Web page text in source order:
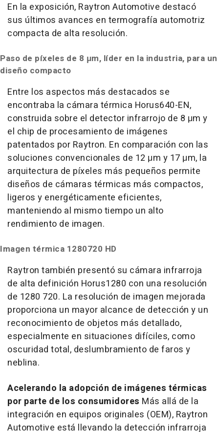
En la exposición, Raytron Automotive destacó
sus últimos avances en termografía automotriz
compacta de alta resolución.
Paso de píxeles de 8 μm, líder en la industria, para un
diseño compacto
Entre los aspectos más destacados se
encontraba la cámara térmica Horus640-EN,
construida sobre el detector infrarrojo de 8 μm y
el chip de procesamiento de imágenes
patentados por Raytron. En comparación con las
soluciones convencionales de 12 μm y 17 μm, la
arquitectura de píxeles más pequeños permite
diseños de cámaras térmicas más compactos,
ligeros y energéticamente eficientes,
manteniendo al mismo tiempo un alto
rendimiento de imagen.
Imagen térmica 1280720 HD
Raytron también presentó su cámara infrarroja
de alta definición Horus1280 con una resolución
de 1280 720. La resolución de imagen mejorada
proporciona un mayor alcance de detección y un
reconocimiento de objetos más detallado,
especialmente en situaciones difíciles, como
oscuridad total, deslumbramiento de faros y
neblina.
Acelerando la adopción de imágenes térmicas
por parte de los consumidores Más allá de la
integración en equipos originales (OEM), Raytron
Automotive está llevando la detección infrarroja